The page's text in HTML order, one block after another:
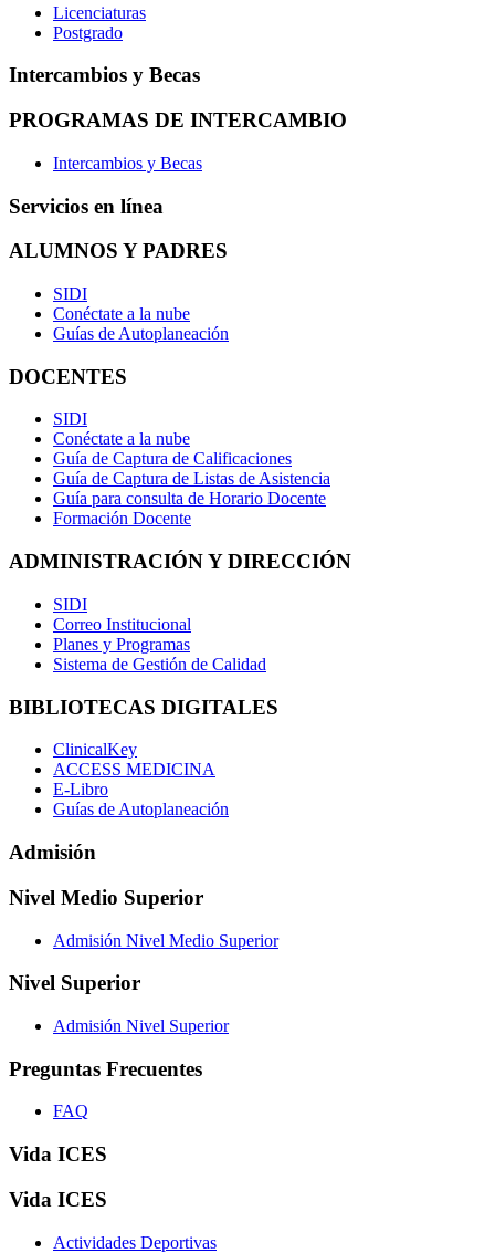
Licenciaturas
Postgrado
Intercambios y Becas
PROGRAMAS DE INTERCAMBIO
Intercambios y Becas
Servicios en línea
ALUMNOS Y PADRES
SIDI
Conéctate a la nube
Guías de Autoplaneación
DOCENTES
SIDI
Conéctate a la nube
Guía de Captura de Calificaciones
Guía de Captura de Listas de Asistencia
Guía para consulta de Horario Docente
Formación Docente
ADMINISTRACIÓN Y DIRECCIÓN
SIDI
Correo Institucional
Planes y Programas
Sistema de Gestión de Calidad
BIBLIOTECAS DIGITALES
ClinicalKey
ACCESS MEDICINA
E-Libro
Guías de Autoplaneación
Admisión
Nivel Medio Superior
Admisión Nivel Medio Superior
Nivel Superior
Admisión Nivel Superior
Preguntas Frecuentes
FAQ
Vida ICES
Vida ICES
Actividades Deportivas